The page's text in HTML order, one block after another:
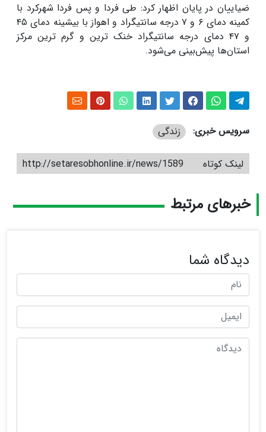
ضیاییان در پایان اظهار کرد: طی فردا و پس فردا شهرکرد با
کمینه دمای ۶ و ۷ درجه سانتیگراد و اهواز با بیشینه دمای ۴۵
و ۴۷ دمای درجه سانتیگراد خنک‌ ترین و گرم ‌ترین مرکز
استان‌ها پیش‌بینی می‌شود.
سرویس خبری: زندگی
لینک کوتاه http://setaresobhonline.ir/news/1589
خبرهای مرتبط
دیدگاه شما